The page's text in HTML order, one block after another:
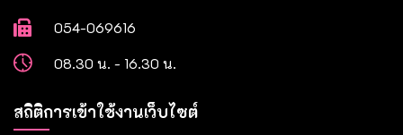
054-069616
08.30 น. - 16.30 น.
สถิติการเข้าใช้งานเว็บไซต์